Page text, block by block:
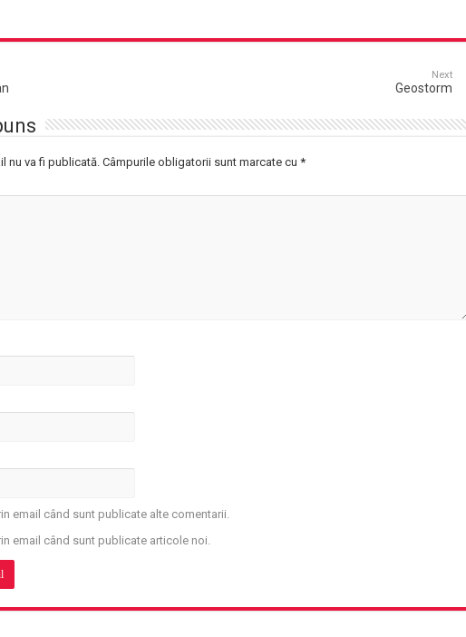
Next
Geostorm
nu va fi publicată. Câmpurile obligatorii sunt marcate cu *
email când sunt publicate alte comentarii.
email când sunt publicate articole noi.